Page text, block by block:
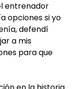
entrenador
opciones si yo
defendí
a mis
para que